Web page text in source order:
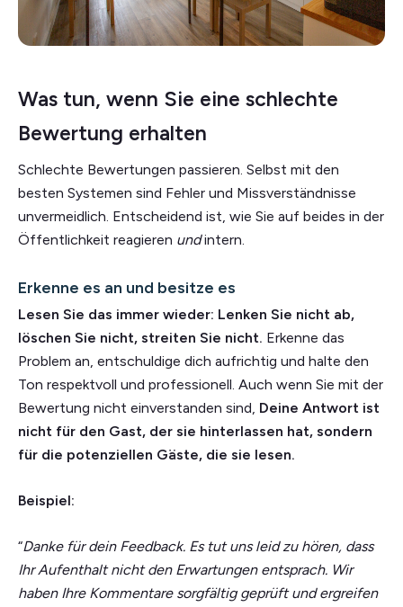
Was tun, wenn Sie eine schlechte
Bewertung erhalten
Schlechte Bewertungen passieren. Selbst mit den
besten Systemen sind Fehler und Missverständnisse
unvermeidlich. Entscheidend ist, wie Sie auf beides in der
Öffentlichkeit reagieren undintern.
Erkenne es an und besitze es
Lesen Sie das immer wieder: Lenken Sie nicht ab,
löschen Sie nicht, streiten Sie nicht. Erkenne das
Problem an, entschuldige dich aufrichtig und halte den
Ton respektvoll und professionell. Auch wenn Sie mit der
Bewertung nicht einverstanden sind, Deine Antwort ist
nicht für den Gast, der sie hinterlassen hat, sondern
für die potenziellen Gäste, die sie lesen.
Beispiel:
“Danke für dein Feedback. Es tut uns leid zu hören, dass
Ihr Aufenthalt nicht den Erwartungen entsprach. Wir
haben Ihre Kommentare sorgfältig geprüft und ergreifen